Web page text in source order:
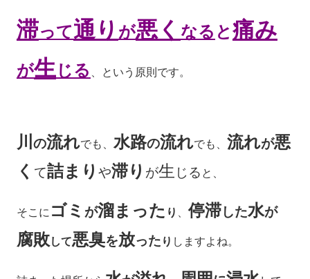
滞って通り が悪く なる と痛み
が生じる 、という原則です。
川 の流れでも、 水路の流れでも、 流れが悪
く て詰まり や滞り が生 じる と、
そこに ゴミ が溜まった り 、停滞した水が
腐敗して悪臭を放った り しますよね。